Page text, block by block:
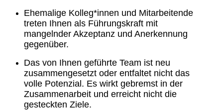
Ehemalige Kolleg*innen und Mitarbeitende
treten Ihnen als Führungskraft mit
mangelnder Akzeptanz und Anerkennung
gegenüber.
Das von Ihnen geführte Team ist neu
zusammengesetzt oder entfaltet nicht das
volle Potenzial. Es wirkt gebremst in der
Zusammenarbeit und erreicht nicht die
gesteckten Ziele.